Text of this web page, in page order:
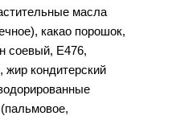
масла
какао порошок,
соевый, Е476,
жир кондитерский